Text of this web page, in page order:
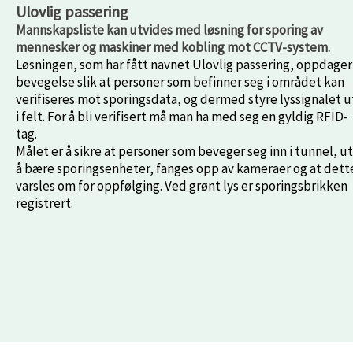
Ulovlig passering
Mannskapsliste kan utvides med løsning for sporing av
mennesker og maskiner med kobling mot CCTV-system.
Løsningen, som har fått navnet Ulovlig passering, oppdager
bevegelse slik at personer som befinner seg i området kan
verifiseres mot sporingsdata, og dermed styre lyssignalet
i felt. For å bli verifisert må man ha med seg en gyldig RFID-
tag.
Målet er å sikre at personer som beveger seg inn i tunnel,
å bære sporingsenheter, fanges opp av kameraer og at
varsles om for oppfølging. Ved grønt lys er sporingsbrikken
registrert.